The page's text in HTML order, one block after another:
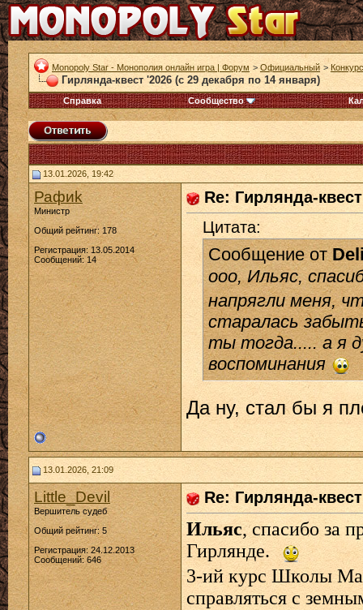
Monopoly Star - Монополия онлайн игра | Форум > Официальный >
Гирлянда-квест '2026 (с 29 декабря по 14 января)
Справка Сообщество
13.01.2026, 19:42
Рафиk
Министр
Общий рейтинг: 178
Регистрация: 13.05.2014
Сообщений: 14
Re: Гирлянда-
Цитата:
Сообщение от
ооо, Ильяс,
напрягли меня,
старалась
ты тогда..... а я
воспоминания
Да ну, стал бы я
13.01.2026, 21:09
Little_Devil
Вершитель судеб
Общий рейтинг: 5
Регистрация: 24.12.2013
Сообщений: 646
Re: Гирлянда-
Ильяс, спасибо за
Гирлянде.
3-ий курс Школы
справляться с